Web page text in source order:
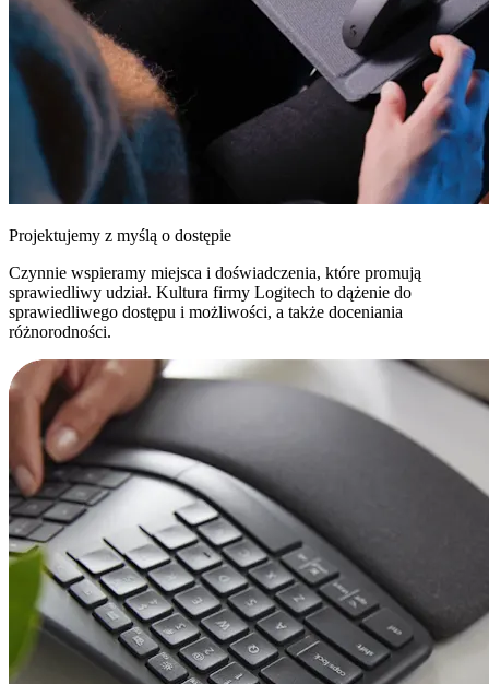
Projektujemy z myślą o dostępie
Czynnie wspieramy miejsca i doświadczenia, które promują
sprawiedliwy udział. Kultura firmy Logitech to dążenie do
sprawiedliwego dostępu i możliwości, a także doceniania
różnorodności.